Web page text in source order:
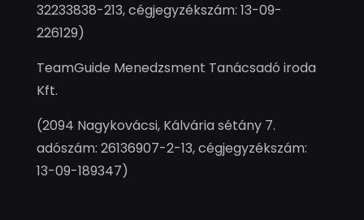
32233838-213, cégjegyzékszám: 13-09-
226129)
TeamGuide Menedzsment Tanácsadó iroda
Kft.
(2094 Nagykovácsi, Kálvária sétány 7.
adószám: 26136907-2-13, cégjegyzékszám:
13-09-189347)